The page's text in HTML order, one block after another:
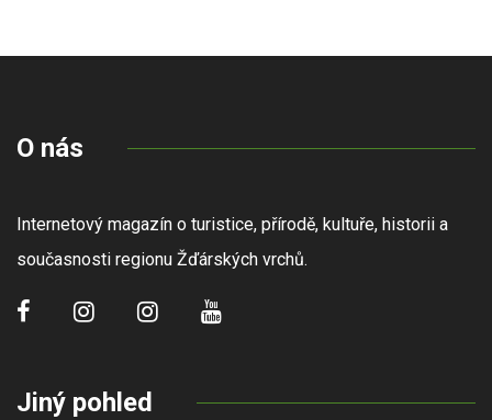
O nás
Internetový magazín o turistice, přírodě, kultuře, historii a
současnosti regionu Žďárských vrchů.
Jiný pohled